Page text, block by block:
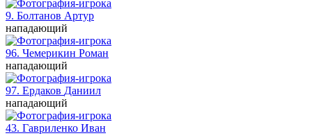
9. Болтанов Артур
нападающий
96. Чемерикин Роман
нападающий
97. Ердаков Даниил
нападающий
43. Гавриленко Иван